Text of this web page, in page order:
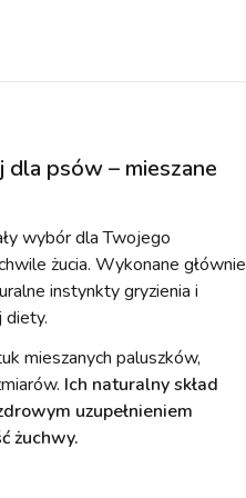
ZAKISZANIE
ZWALCZANIE
SZKODNIKÓW
NOWOŚCI KERBL
2022
psów – mieszane
wybór dla Twojego
żucia. Wykonane głównie
instynkty gryzienia i
diety.
mieszanych paluszków,
Ich naturalny skład
uzupełnieniem
żuchwy.